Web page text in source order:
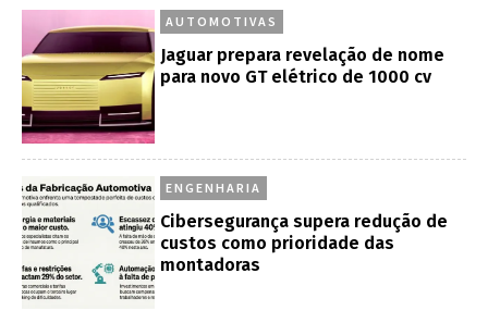
AUTOMOTIVAS
Jaguar prepara revelação de nome
para novo GT elétrico de 1000 cv
ENGENHARIA
Cibersegurança supera redução de
custos como prioridade das
montadoras